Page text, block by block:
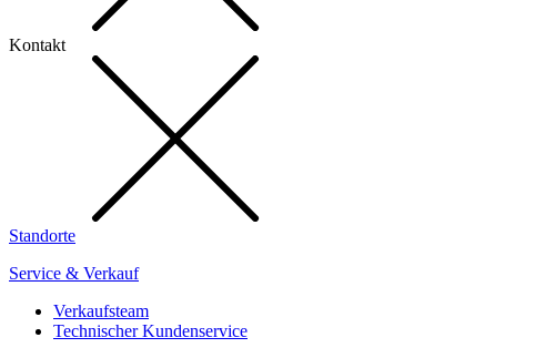
Kontakt
Standorte
Service & Verkauf
Verkaufsteam
Technischer Kundenservice